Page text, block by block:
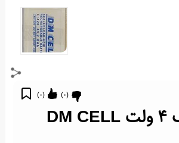
(
0
) (
0
)
باتری خشک 4 ولت DM CELL